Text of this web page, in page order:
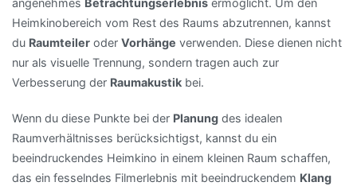
angenehmes Betrachtungserlebnis ermöglicht. Um den
Heimkinobereich vom Rest des Raums abzutrennen, kannst
du Raumteiler oder Vorhänge verwenden. Diese dienen nicht
nur als visuelle Trennung, sondern tragen auch zur
Verbesserung der Raumakustik bei.
Wenn du diese Punkte bei der Planung des idealen
Raumverhältnisses berücksichtigst, kannst du ein
beeindruckendes Heimkino in einem kleinen Raum schaffen,
das ein fesselndes Filmerlebnis mit beeindruckendem Klang